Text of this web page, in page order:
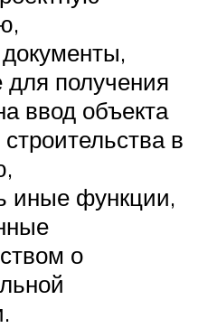
получения
ввод объекта
в
иные функции,
о